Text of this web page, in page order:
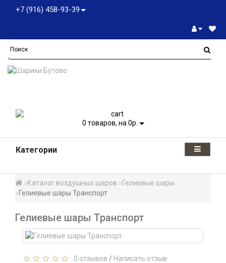
+7 (916) 458-93-39
0 товаров, на 0р.
Категории
Каталог воздушных шаров
Гелиевые шары
Гелиевые шары Транспорт
Гелиевые шары Транспорт
0 отзывов / Написать отзыв